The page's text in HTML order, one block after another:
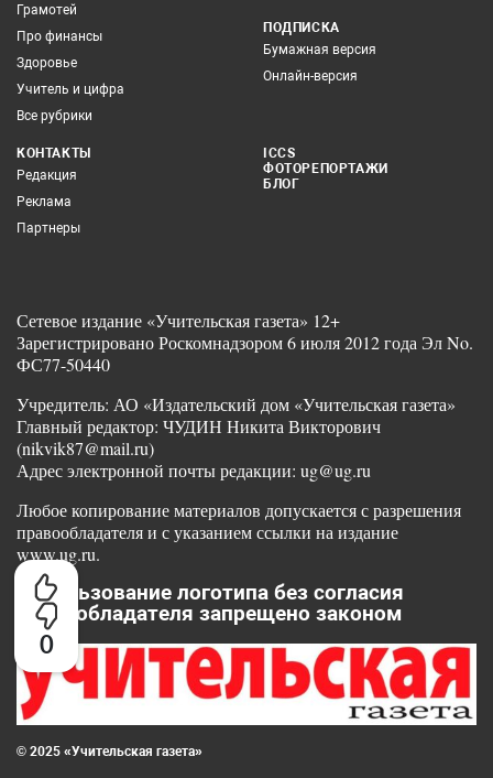
0
Грамотей
Про финансы
Здоровье
Учитель и цифра
Все рубрики
ПОДПИСКА
Бумажная версия
Онлайн-версия
КОНТАКТЫ
Редакция
Реклама
Партнеры
ICCS
ФОТОРЕПОРТАЖИ
БЛОГ
Сетевое издание «Учительская газета» 12+
Зарегистрировано Роскомнадзором 6 июля 2012 года Эл No.
ФС77-50440
Учредитель: АО «Издательский дом «Учительская газета»
Главный редактор: ЧУДИН Никита Викторович
(nikvik87@mail.ru)
Адрес электронной почты редакции: ug@ug.ru
Любое копирование материалов допускается с разрешения
правообладателя и с указанием ссылки на издание
www.ug.ru.
Использование логотипа без согласия
правообладателя запрещено законом
© 2025 «Учительская газета»